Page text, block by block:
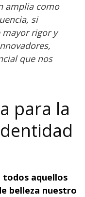
amplia como
si
rigor y
que nos
para la
todos aquellos
belleza nuestro